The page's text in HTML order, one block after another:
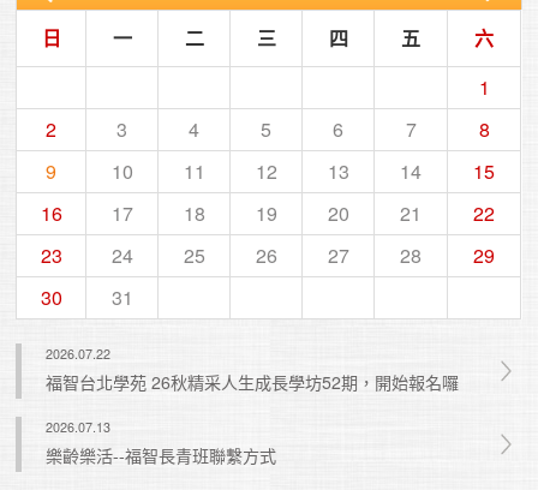
日 一 二 三 四 五
六
1
2
3 4 5 6 7
8
9
10 11 12 13 14
15
16
17 18 19 20 21
22
23
24 25 26 27 28
29
30
31
2026.07.22
福智台北學苑 26秋精采人生成長學坊52期，開始報名囉
2026.07.13
樂齡樂活--福智長青班聯繫方式